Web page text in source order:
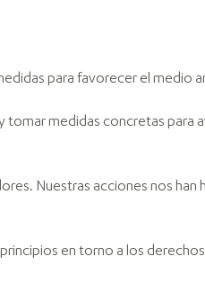
para favorecer el medio
medidas concretas para
Nuestras acciones nos han
principios en torno a los